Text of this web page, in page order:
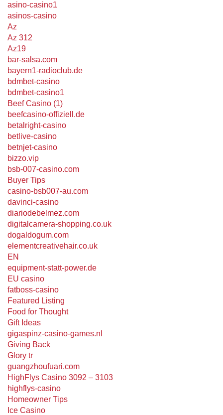
asino-casino1
asinos-casino
Az
Az 312
Az19
bar-salsa.com
bayern1-radioclub.de
bdmbet-casino
bdmbet-casino1
Beef Casino (1)
beefcasino-offiziell.de
betalright-casino
betlive-casino
betnjet-casino
bizzo.vip
bsb-007-casino.com
Buyer Tips
casino-bsb007-au.com
davinci-casino
diariodebelmez.com
digitalcamera-shopping.co.uk
dogaldogum.com
elementcreativehair.co.uk
EN
equipment-statt-power.de
EU casino
fatboss-casino
Featured Listing
Food for Thought
Gift Ideas
gigaspinz-casino-games.nl
Giving Back
Glory tr
guangzhoufuari.com
HighFlys Casino 3092 – 3103
highflys-casino
Homeowner Tips
Ice Casino